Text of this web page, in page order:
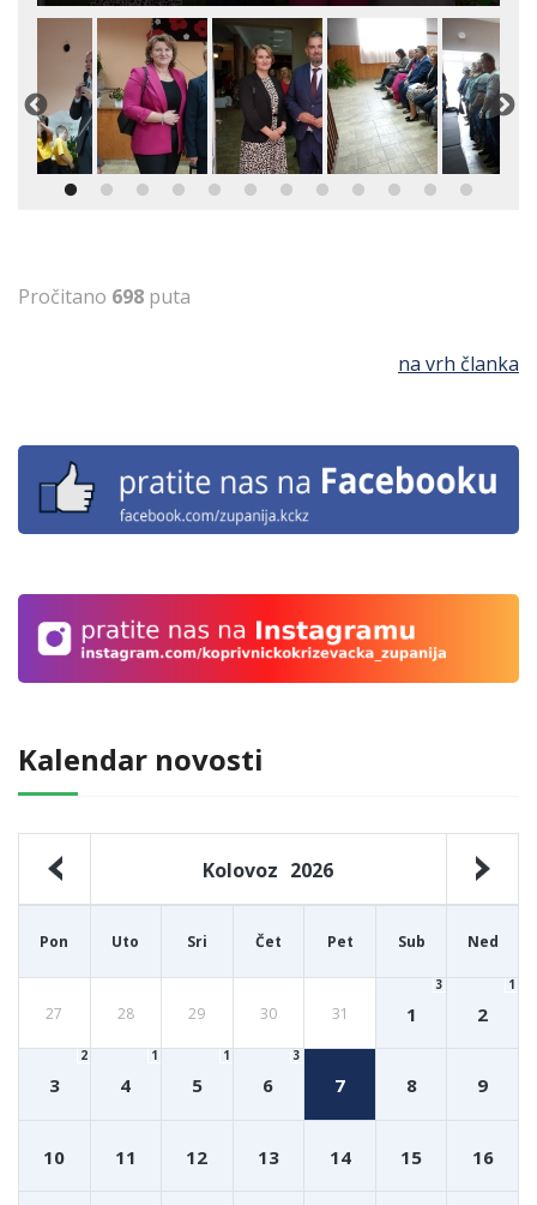
Kalendar novosti
Kolovoz 2026
Pon Uto Sri Čet Pet Sub Ned
27 28 29 30 31 1
3
2
1
3
2
4
1
5
1
6
3
7 8 9
10 11 12 13 14 15 16
Pročitano 698 puta
na vrh članka